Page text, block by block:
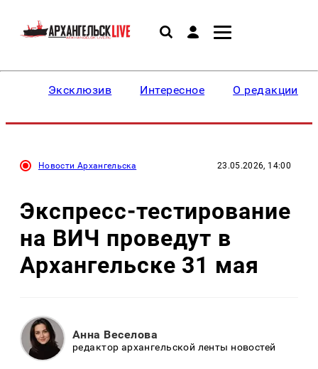
Эксклюзив Интересное О редакции
Новости Архангельска 23.05.2026, 14:00
Экспресс-тестирование
на ВИЧ проведут в
Архангельске 31 мая
Анна Веселова
редактор архангельской ленты новостей